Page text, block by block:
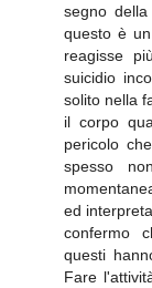
segno
questo è
reagisse
suicidio
solito nella
il corpo
pericolo
spesso
ed
confermo
questi
Fare